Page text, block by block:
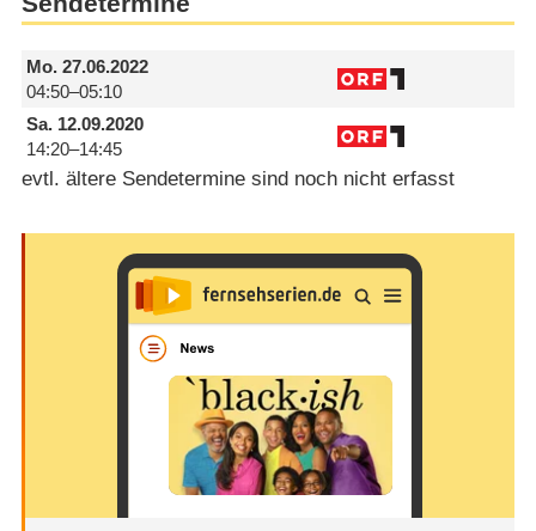
Mo.27.06.2022
04:50–05:10
Sa.12.09.2020
14:20–14:45
evtl. ältere Sendetermine sind noch nicht erfasst